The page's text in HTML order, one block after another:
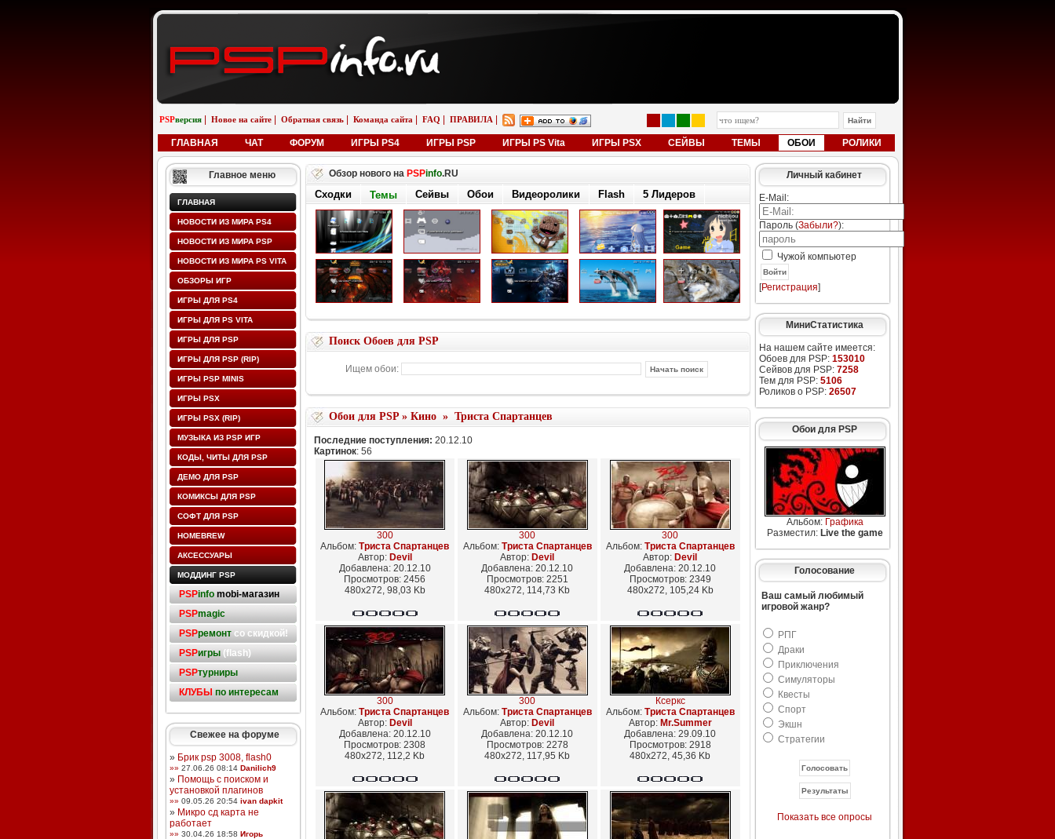
PSPверсия Новое на сайте Обратная связь Команда сайта FAQ ПРАВИЛА
ГЛАВНАЯ ЧАТ ФОРУМ ИГРЫ PS4 ИГРЫ PSP ИГРЫ PS Vita ИГРЫ PSX СЕЙВЫ ТЕМЫ ОБОИ РОЛИКИ
Главное меню
ГЛАВНАЯ
НОВОСТИ ИЗ МИРА PS4
НОВОСТИ ИЗ МИРА PSP
НОВОСТИ ИЗ МИРА PS VITA
ОБЗОРЫ ИГР
ИГРЫ ДЛЯ PS4
ИГРЫ ДЛЯ PS VITA
ИГРЫ ДЛЯ PSP
ИГРЫ ДЛЯ PSP (RIP)
ИГРЫ PSP MINIS
ИГРЫ PSX
ИГРЫ PSX (RIP)
МУЗЫКА ИЗ PSP ИГР
КОДЫ, ЧИТЫ ДЛЯ PSP
ДЕМО ДЛЯ PSP
КОМИКСЫ ДЛЯ PSP
СОФТ ДЛЯ PSP
HOMEBREW
АКСЕССУАРЫ
МОДДИНГ PSP
PSPinfo mobi-магазин
PSPmagic
PSPремонтсо скидкой!
PSPигры(flash)
PSPтурниры
КЛУБЫ по интересам
Свежее на форуме
» Брик psp 3008, flash0
»» 27.06.26 08:14 Danilich9
» Помощь с поиском и
установкой плагинов
»» 09.05.26 20:54 ivan dapkit
» Микро сд карта не
работает
»» 30.04.26 18:58 Игорь
Обзор нового на PSPinfo.RU
Сходки Темы Сейвы Обои Видеоролики Flash 5 Лидеров
Поиск Обоев для PSP
Ищем обои:
Обои для PSP» Кино» Триста Спартанцев
Последние поступления: 20.12.10
Картинок: 56
300
Альбом: Триста Спартанцев
Автор: Devil
Добавлена: 20.12.10
Просмотров: 2456
480x272, 98,03 Kb
300
Альбом: Триста Спартанцев
Автор: Devil
Добавлена: 20.12.10
Просмотров: 2251
480x272, 114,73 Kb
300
Альбом: Триста Спартанцев
Автор: Devil
Добавлена: 20.12.10
Просмотров: 2349
480x272, 105,24 Kb
300
Альбом: Триста Спартанцев
Автор: Devil
Добавлена: 20.12.10
Просмотров: 2308
480x272, 112,2 Kb
300
Альбом: Триста Спартанцев
Автор: Devil
Добавлена: 20.12.10
Просмотров: 2278
480x272, 117,95 Kb
Ксеркс
Альбом: Триста Спартанцев
Автор: Mr.Summer
Добавлена: 29.09.10
Просмотров: 2918
480x272, 45,36 Kb
Личный кабинет
E-Mail:
Пароль (Забыли?):
Чужой компьютер
Войти
[Регистрация]
МиниСтатистика
На нашем сайте имеется:
Обоев для PSP: 153010
Сейвов для PSP: 7258
Тем для PSP: 5106
Роликов о PSP: 26507
Обои для PSP
Альбом: Графика
Разместил: Live the game
Голосование
Ваш самый любимый
игровой жанр?
РПГ
Драки
Приключения
Симуляторы
Квесты
Спорт
Экшн
Стратегии
Показать все опросы